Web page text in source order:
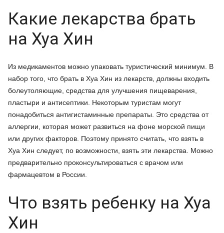
Какие лекарства брать
на Хуа Хин
Из медикаментов можно упаковать туристический минимум. В
набор того, что брать в Хуа Хин из лекарств, должны входить
болеутоляющие, средства для улучшения пищеварения,
пластыри и антисептики. Некоторым туристам могут
понадобиться антигистаминные препараты. Это средства от
аллергии, которая может развиться на фоне морской пищи
или других факторов. Поэтому принято считать, что взять в
Хуа Хин следует, по возможности, взять эти лекарства. Можно
предварительно проконсультироваться с врачом или
фармацевтом в России.
Что взять ребенку на Хуа
Хин